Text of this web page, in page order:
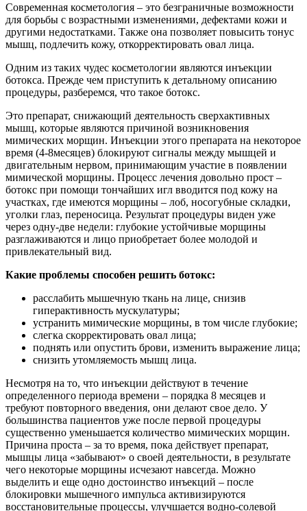
Современная косметология – это безграничные возможности
для борьбы с возрастными изменениями, дефектами кожи и
другими недостатками. Также она позволяет повысить тонус
мышц, подлечить кожу, откорректировать овал лица.
Одним из таких чудес косметологии являются инъекции
ботокса. Прежде чем приступить к детальному описанию
процедуры, разберемся, что такое ботокс.
Это препарат, снижающий деятельность сверхактивных
мышц, которые являются причиной возникновения
мимических морщин. Инъекции этого препарата на некоторое
время (4-8месяцев) блокируют сигналы между мышцей и
двигательным нервом, принимающим участие в появлении
мимической морщины. Процесс лечения довольно прост –
ботокс при помощи тончайших игл вводится под кожу на
участках, где имеются морщины – лоб, носогубные складки,
уголки глаз, переносица. Результат процедуры виден уже
через одну-две недели: глубокие устойчивые морщины
разглаживаются и лицо приобретает более молодой и
привлекательный вид.
Какие проблемы способен решить ботокс:
расслабить мышечную ткань на лице, снизив
гиперактивность мускулатуры;
устранить мимические морщины, в том числе глубокие;
слегка скорректировать овал лица;
поднять или опустить брови, изменить выражение лица;
снизить утомляемость мышц лица.
Несмотря на то, что инъекции действуют в течение
определенного периода времени – порядка 8 месяцев и
требуют повторного введения, они делают свое дело. У
большинства пациентов уже после первой процедуры
существенно уменьшается количество мимических морщин.
Причина проста – за то время, пока действует препарат,
мышцы лица «забывают» о своей деятельности, в результате
чего некоторые морщины исчезают навсегда. Можно
выделить и еще одно достоинство инъекций – после
блокировки мышечного импульса активизируются
восстановительные процессы, улучшается водно-солевой